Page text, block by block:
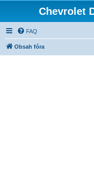
Chevrolet
FAQ
Obsah fóra